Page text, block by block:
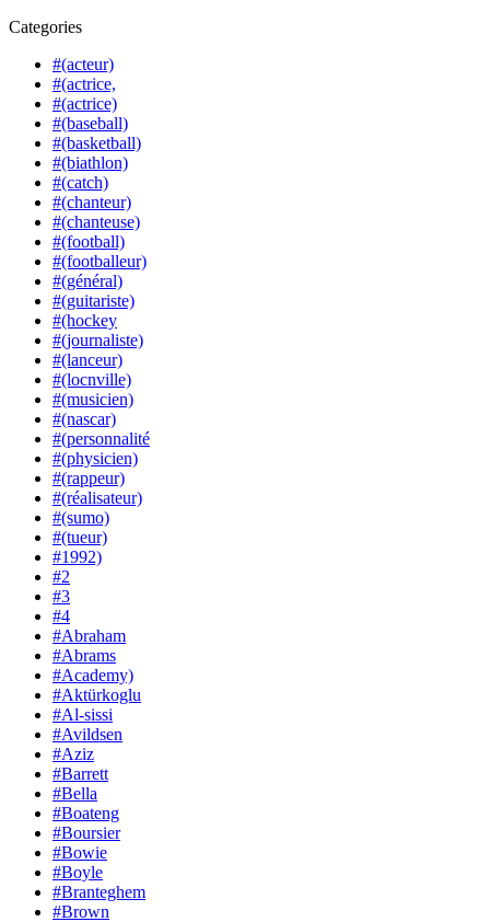
Categories
#(acteur)
#(actrice,
#(actrice)
#(baseball)
#(basketball)
#(biathlon)
#(catch)
#(chanteur)
#(chanteuse)
#(football)
#(footballeur)
#(général)
#(guitariste)
#(hockey
#(journaliste)
#(lanceur)
#(locnville)
#(musicien)
#(nascar)
#(personnalité
#(physicien)
#(rappeur)
#(réalisateur)
#(sumo)
#(tueur)
#1992)
#2
#3
#4
#Abraham
#Abrams
#Academy)
#Aktürkoglu
#Al-sissi
#Avildsen
#Aziz
#Barrett
#Bella
#Boateng
#Boursier
#Bowie
#Boyle
#Branteghem
#Brown